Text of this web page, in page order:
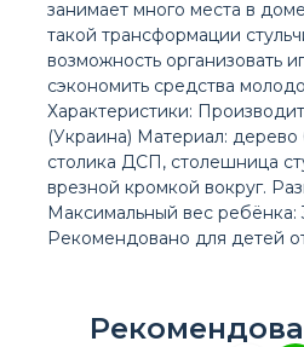
занимает много места в
такой трансформации
возможность организовать
сэкономить средства
Характеристики:
(Украина) Материал:
столика ДСП, столешница
врезной кромкой вокруг.
Максимальный вес ребёнка:
Рекомендовано для детей